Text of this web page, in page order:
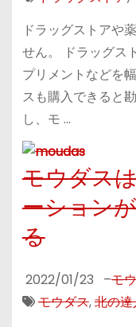
ドラッグストアや
せん。 ドラッグス
プリメントなどを
スも購入できると
し、モ …
モウダス
ーション
る
2022/01/23 –モ
モウダス,北の達